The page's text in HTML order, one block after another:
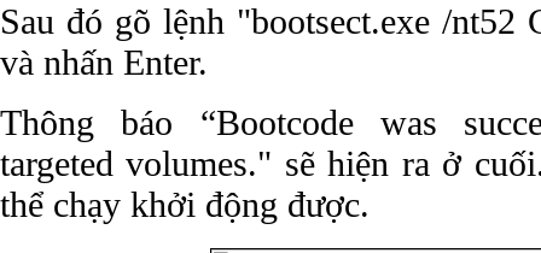
Sau đó gõ lệnh "bootsect.exe /
và nhấn Enter.
Thông báo “Bootcode was
targeted volumes." sẽ hiện ra ở
thể chạy khởi động được.